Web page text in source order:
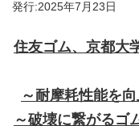
発行:2025年7月23日
住友ゴム、京都大
～耐摩耗性能を
～破壊に繋がるゴ